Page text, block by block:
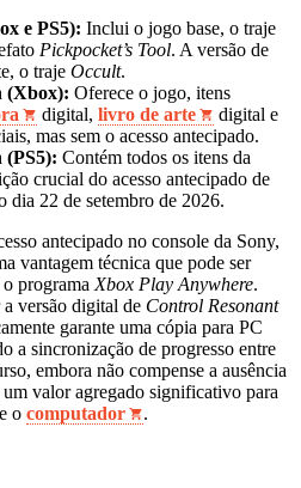
e PS5): Inclui o jogo base, o traje
Pickpocket’s Tool. A versão de
o traje Occult.
(Xbox): Oferece o jogo, itens
digital, livro de arte
digital e
mas sem o acesso antecipado.
Contém todos os itens da
crucial do acesso antecipado de
dia 22 de setembro de 2026.
antecipado no console da Sony,
vantagem técnica que pode ser
o programaXbox Play Anywhere.
versão digital de Control Resonant
garante uma cópia para PC
a sincronização de progresso entre
embora não compense a ausência
um valor agregado significativo para
o computador .